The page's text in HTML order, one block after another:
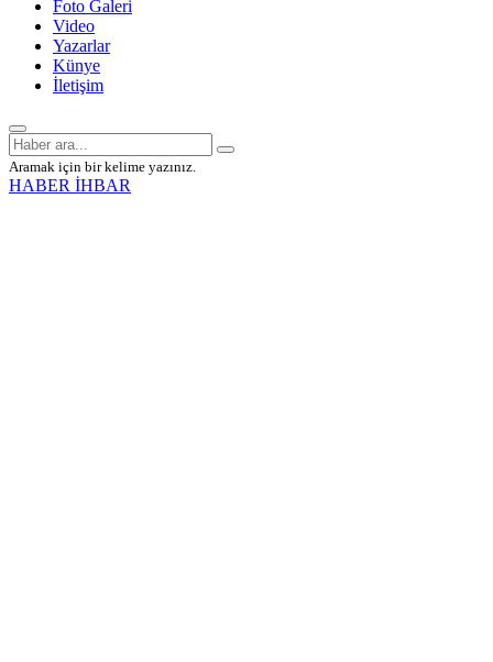
Foto Galeri
Video
Yazarlar
Künye
İletişim
Aramak için bir kelime yazınız.
HABER İHBAR